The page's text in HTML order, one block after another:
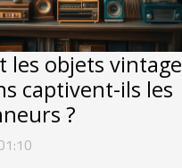
les objets vintage
captivent-ils les
?